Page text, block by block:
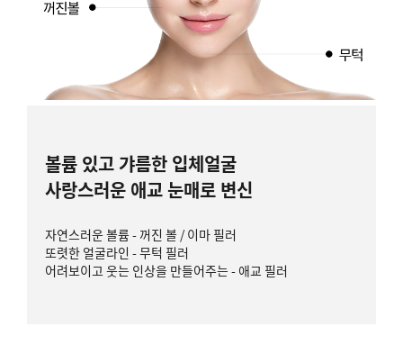
볼륨 있고 갸름한 입체얼굴
사랑스러운 애교 눈매로 변신
자연스러운 볼륨 - 꺼진 볼 / 이마 필러
또렷한 얼굴라인 - 무턱 필러
어려보이고 웃는 인상을 만들어주는 - 애교 필러